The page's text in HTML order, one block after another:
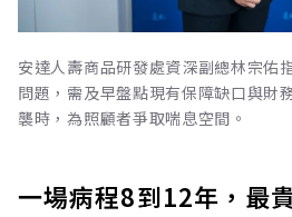
安達人壽商品研發處資深副總林宗佑
問題，需及早盤點現有保障缺口與財
襲時，為照顧者爭取喘息空間。
一場病程8到12年，最